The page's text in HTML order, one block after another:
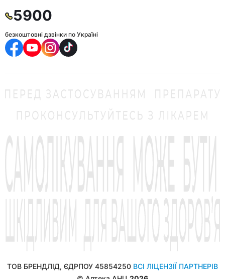
5900
безкоштовні дзвінки по Україні
ТОВ БРЕНДЛІД, ЄДРПОУ 45854250 ВСІ ЛІЦЕНЗІЇ ПАРТНЕРІВ